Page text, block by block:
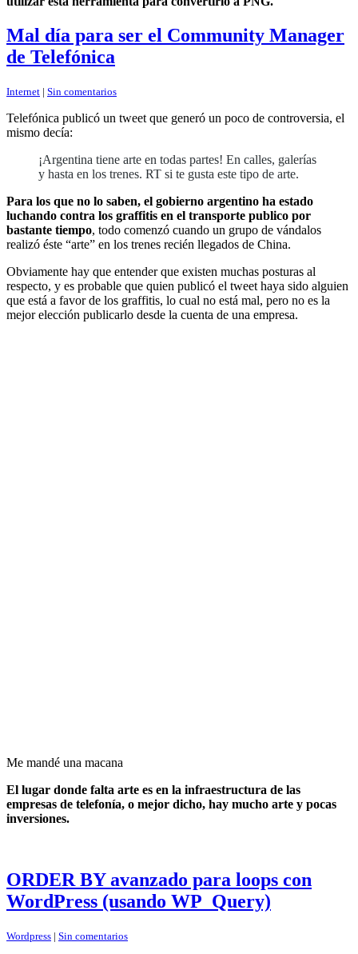
Mal día para ser el Community Manager
de Telefónica
Internet | Sin comentarios
Telefónica publicó un tweet que generó un poco de controversia, el
mismo decía:
¡Argentina tiene arte en todas partes! En calles, galerías
y hasta en los trenes. RT si te gusta este tipo de arte.
Para los que no lo saben, el gobierno argentino ha estado
luchando contra los graffitis en el transporte publico por
bastante tiempo, todo comenzó cuando un grupo de vándalos
realizó éste “arte” en los trenes recién llegados de China.
Obviamente hay que entender que existen muchas posturas al
respecto, y es probable que quien publicó el tweet haya sido alguien
que está a favor de los graffitis, lo cual no está mal, pero no es la
mejor elección publicarlo desde la cuenta de una empresa.
Me mandé una macana
El lugar donde falta arte es en la infraestructura de las
empresas de telefonía, o mejor dicho, hay mucho arte y pocas
inversiones.
ORDER BY avanzado para loops con
WordPress (usando WP_Query)
Wordpress | Sin comentarios